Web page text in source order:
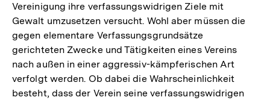
Vereinigung ihre verfassungswidrigen Ziele mit
Gewalt umzusetzen versucht. Wohl aber müssen die
gegen elementare Verfassungsgrundsätze
gerichteten Zwecke und Tätigkeiten eines Vereins
nach außen in einer aggressiv-kämpferischen Art
verfolgt werden. Ob dabei die Wahrscheinlichkeit
besteht, dass der Verein seine verfassungswidrigen